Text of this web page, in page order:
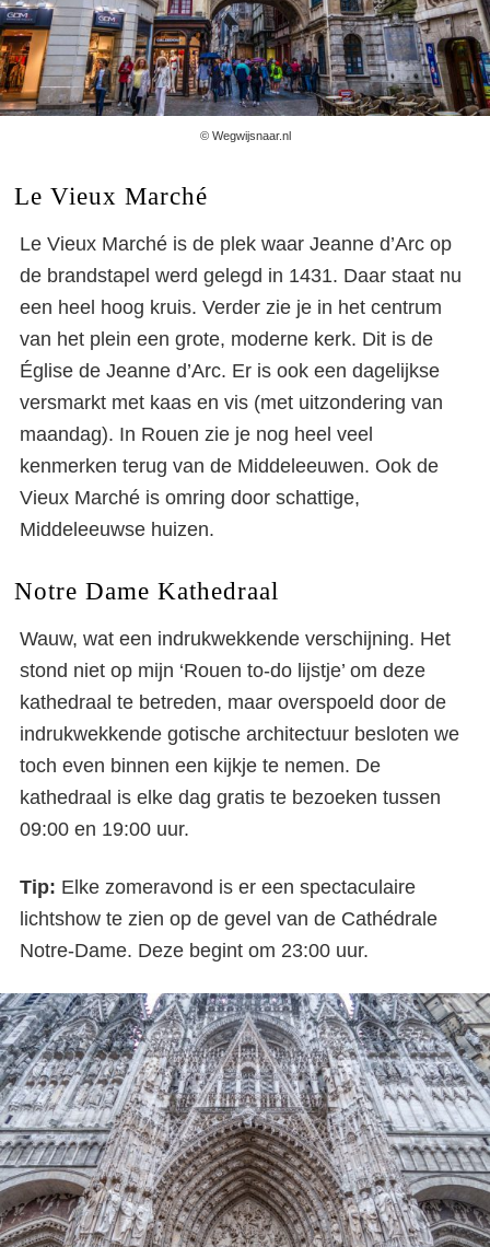
© Wegwijsnaar.nl
Le Vieux Marché
Le Vieux Marché is de plek waar Jeanne d’Arc op
de brandstapel werd gelegd in 1431. Daar staat nu
een heel hoog kruis. Verder zie je in het centrum
van het plein een grote, moderne kerk. Dit is de
Église de Jeanne d’Arc. Er is ook een dagelijkse
versmarkt met kaas en vis (met uitzondering van
maandag). In Rouen zie je nog heel veel
kenmerken terug van de Middeleeuwen. Ook de
Vieux Marché is omring door schattige,
Middeleeuwse huizen.
Notre Dame Kathedraal
Wauw, wat een indrukwekkende verschijning. Het
stond niet op mijn ‘Rouen to-do lijstje’ om deze
kathedraal te betreden, maar overspoeld door de
indrukwekkende gotische architectuur besloten we
toch even binnen een kijkje te nemen. De
kathedraal is elke dag gratis te bezoeken tussen
09:00 en 19:00 uur.
Tip: Elke zomeravond is er een spectaculaire
lichtshow te zien op de gevel van de Cathédrale
Notre-Dame. Deze begint om 23:00 uur.